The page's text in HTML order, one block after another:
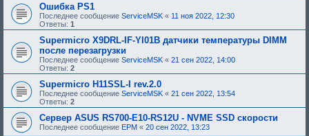
Ошибка PS1
Последнее сообщение ServiceMSK « 11 ноя 2022, 12:30
Ответы: 1
Supermicro X9DRL-IF-YI01B датчики температуры DIMM
после перезагрузки
Последнее сообщение ServiceMSK « 21 сен 2022, 14:00
Ответы: 2
Supermicro H11SSL-I rev.2.0
Последнее сообщение ServiceMSK « 21 сен 2022, 13:54
Ответы: 2
Сервер ASUS RS700-E10-RS12U - NVME SSD скорости
Последнее сообщение EPM « 20 сен 2022, 13:23